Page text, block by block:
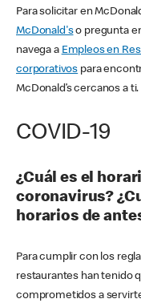
Para solicitar en
McDonald'so pregunta
navega a Empleos en
corporativos para
McDonald’s cercanos a ti.
COVID-19
¿Cuál es el
coronavirus?
horarios de
Para cumplir con los
restaurantes han tenido
comprometidos a